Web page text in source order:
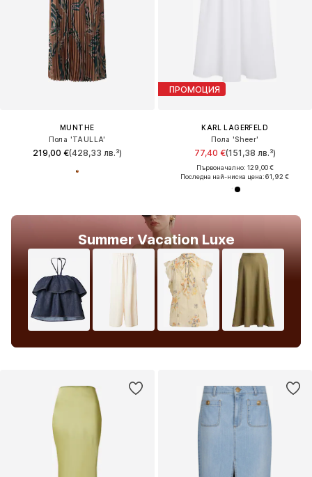
MUNTHE
Пола 'TAULLA'
219,00 €(428,33 лв.³)
Summer Vacation Luxe
ПРОМОЦИЯ
KARL LAGERFELD
Пола 'Sheer'
77,40 €(151,38 лв.³)
Първоначално: 129,00 €
Последна най-ниска цена:61,92 €